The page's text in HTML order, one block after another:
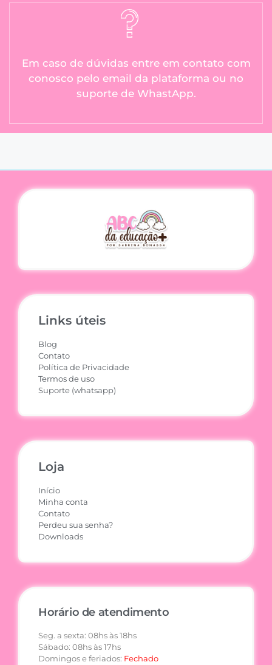
Em caso de dúvidas entre em contato com
conosco pelo email da plataforma ou no
suporte de WhastApp.
Links úteis
Blog
Contato
Política de Privacidade
Termos de uso
Suporte (whatsapp)
Loja
Início
Minha conta
Contato
Perdeu sua senha?
Downloads
Horário de atendimento
Seg. a sexta: 08hs às 18hs
Sábado: 08hs às 17hs
Domingos e feriados: Fechado